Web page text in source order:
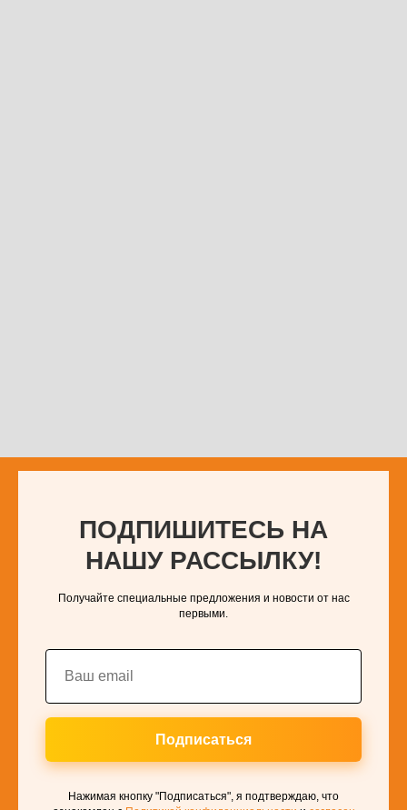
ПОДПИШИТЕСЬ НА
НАШУ РАССЫЛКУ!
Получайте специальные предложения и новости от нас
первыми.
Подписаться
Нажимая кнопку "Подписаться", я подтверждаю, что